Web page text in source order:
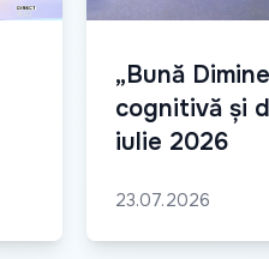
„Bună
cognitivă și
iulie 2026
23.07.2026